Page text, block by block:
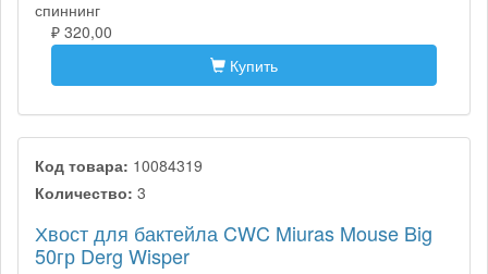
спиннинг
₽ 320,00
Купить
Код товара: 10084319
Количество: 3
Хвост для бактейла CWC Miuras Mouse Big
50гр Derg Wisper